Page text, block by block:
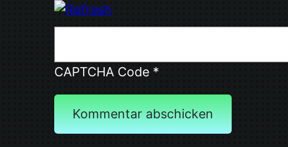
CAPTCHA Code *